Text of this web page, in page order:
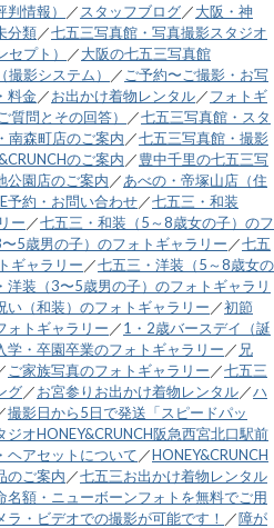
情報） ／ スタッフブログ／大阪・神
分類／七五三写真館・写真撮影スタジオ
セプト）
／大阪の七五三写真館
影システム）
／ ご予約〜ご撮影・お写
料金／お出かけ着物レンタル／フォトギ
質問とその回答） ／七五三写真館・スタ
南森町店のご案内 ／七五三写真館・撮影
のご案内 ／豊中千里の七五三写
公園店のご案内 ／あべの・帝塚山店（住
予約・お問い合わせ／七五三・和装
ー ／七五三・和装（5～8歳女の子）のフ
5歳男の子）のフォトギャラリー ／七五
ギャラリー ／七五三・洋装（5～8歳女の
洋装（3〜5歳男の子）のフォトギャラリ
い（和装）のフォトギャラリー ／初節
ォトギャラリー ／1・2歳バースデイ（誕
学・卒園卒業のフォトギャラリー ／ 兄
ご家族写真のフォトギャラリー ／七五三
グ／お宮参りお出かけ着物レンタル／ハ
撮影日から5日で発送「スピードパッ
オHONEY&CRUNCH阪急西宮北口駅前
ヘアセットについて ／HONEY&CRUNCH
のご案内 ／七五三お出かけ着物レンタル
名額・ニューボーンフォトを無料でご用
ラ・ビデオでの撮影が可能です！ ／障が